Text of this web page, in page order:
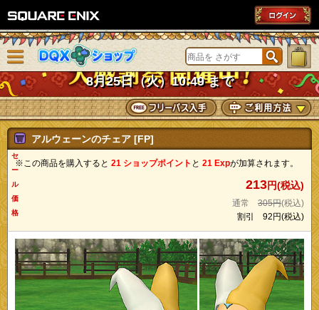
DQXショップ
8月25日（火）10:49 まで
ニューを閉じる
アルウェーンのチェア [FP]
※この商品を購入すると 21 ショップポイント と 21 Expが加算されます。
セ
ー
ル
価
格
213円(税込)
通常 305円(税込)
割引 92円(税込)